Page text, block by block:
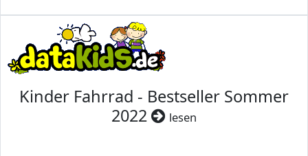
Kinder Fahrrad - Bestseller Sommer
2022
lesen